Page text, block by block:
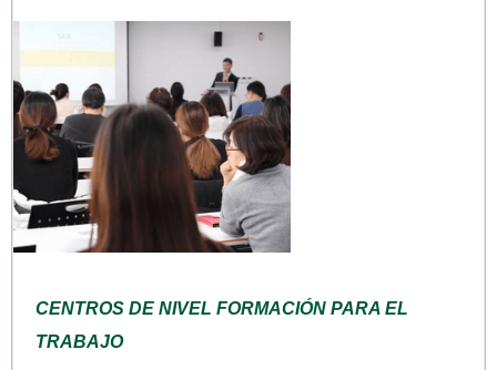
CENTROS DE NIVEL FORMACIÓN PARA EL
TRABAJO